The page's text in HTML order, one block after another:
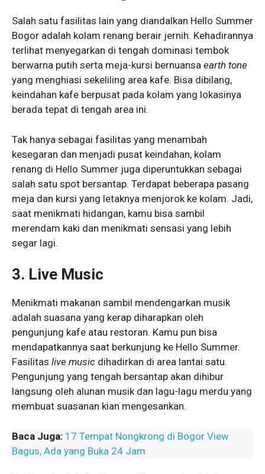
Salah satu fasilitas lain yang diandalkan Hello Summer
Bogor adalah kolam renang berair jernih. Kehadirannya
terlihat menyegarkan di tengah dominasi tembok
berwarna putih serta meja-kursi bernuansa earth tone
yang menghiasi sekeliling area kafe. Bisa dibilang,
keindahan kafe berpusat pada kolam yang lokasinya
berada tepat di tengah area ini.
Tak hanya sebagai fasilitas yang menambah
kesegaran dan menjadi pusat keindahan, kolam
renang di Hello Summer juga diperuntukkan sebagai
salah satu spot bersantap. Terdapat beberapa pasang
meja dan kursi yang letaknya menjorok ke kolam. Jadi,
saat menikmati hidangan, kamu bisa sambil
merendam kaki dan menikmati sensasi yang lebih
segar lagi.
3. Live Music
Menikmati makanan sambil mendengarkan musik
adalah suasana yang kerap diharapkan oleh
pengunjung kafe atau restoran. Kamu pun bisa
mendapatkannya saat berkunjung ke Hello Summer.
Fasilitas live music dihadirkan di area lantai satu.
Pengunjung yang tengah bersantap akan dihibur
langsung oleh alunan musik dan lagu-lagu merdu yang
membuat suasanan kian mengesankan.
Baca Juga: 17 Tempat Nongkrong di Bogor View
Bagus, Ada yang Buka 24 Jam